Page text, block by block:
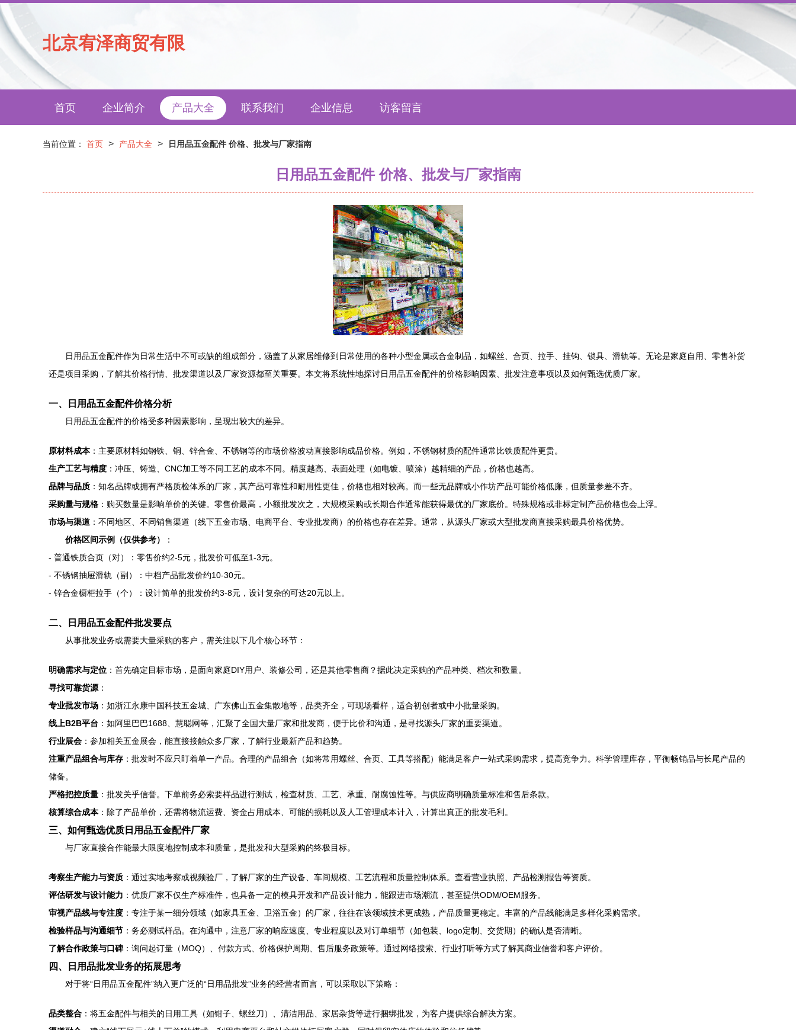
北京宥泽商贸有限
首页 企业简介 产品大全 联系我们 企业信息 访客留言
当前位置： 首页 > 产品大全 > 日用品五金配件 价格、批发与厂家指南
日用品五金配件 价格、批发与厂家指南
日用品五金配件作为日常生活中不可或缺的组成部分，涵盖了从家居维修到日常使用的各种小型金属或合金制品，如螺丝、合页、拉手、挂钩、锁具、滑轨等。无论是家庭自用、零售补货
还是项目采购，了解其价格行情、批发渠道以及厂家资源都至关重要。本文将系统性地探讨日用品五金配件的价格影响因素、批发注意事项以及如何甄选优质厂家。
一、日用品五金配件价格分析
日用品五金配件的价格受多种因素影响，呈现出较大的差异。
原材料成本：主要原材料如钢铁、铜、锌合金、不锈钢等的市场价格波动直接影响成品价格。例如，不锈钢材质的配件通常比铁质配件更贵。
生产工艺与精度 ：冲压、铸造、CNC加工等不同工艺的成本不同。精度越高、表面处理（如电镀、喷涂）越精细的产品，价格也越高。
品牌与品质 ：知名品牌或拥有严格质检体系的厂家，其产品可靠性和耐用性更佳，价格也相对较高。而一些无品牌或小作坊产品可能价格低廉，但质量参差不齐。
采购量与规格 ：购买数量是影响单价的关键。零售价最高，小额批发次之，大规模采购或长期合作通常能获得最优的厂家底价。特殊规格或非标定制产品价格也会上浮。
市场与渠道 ：不同地区、不同销售渠道（线下五金市场、电商平台、专业批发商）的价格也存在差异。通常，从源头厂家或大型批发商直接采购最具价格优势。
价格区间示例（仅供参考）
：
- 普通铁质合页（对）：零售价约2-5元，批发价可低至1-3元。
- 不锈钢抽屉滑轨（副）：中档产品批发价约10-30元。
- 锌合金橱柜拉手（个）：设计简单的批发价约3-8元，设计复杂的可达20元以上。
二、日用品五金配件批发要点
从事批发业务或需要大量采购的客户，需关注以下几个核心环节：
明确需求与定位 ：首先确定目标市场，是面向家庭DIY用户、装修公司，还是其他零售商？据此决定采购的产品种类、档次和数量。
寻找可靠货源 ：
专业批发市场 ：如浙江永康中国科技五金城、广东佛山五金集散地等，品类齐全，可现场看样，适合初创者或中小批量采购。
线上B2B平台 ：如阿里巴巴1688、慧聪网等，汇聚了全国大量厂家和批发商，便于比价和沟通，是寻找源头厂家的重要渠道。
行业展会 ：参加相关五金展会，能直接接触众多厂家，了解行业最新产品和趋势。
注重产品组合与库存 ：批发时不应只盯着单一产品。合理的产品组合（如将常用螺丝、合页、工具等搭配）能满足客户一站式采购需求，提高竞争力。科学管理库存，平衡畅销品与长尾产品的
储备。
严格把控质量 ：批发关乎信誉。下单前务必索要样品进行测试，检查材质、工艺、承重、耐腐蚀性等。与供应商明确质量标准和售后条款。
核算综合成本：除了产品单价，还需将物流运费、资金占用成本、可能的损耗以及人工管理成本计入，计算出真正的批发毛利。
三、如何甄选优质日用品五金配件厂家
与厂家直接合作能最大限度地控制成本和质量，是批发和大型采购的终极目标。
考察生产能力与资质 ：通过实地考察或视频验厂，了解厂家的生产设备、车间规模、工艺流程和质量控制体系。查看营业执照、产品检测报告等资质。
评估研发与设计能力 ：优质厂家不仅生产标准件，也具备一定的模具开发和产品设计能力，能跟进市场潮流，甚至提供ODM/OEM服务。
审视产品线与专注度 ：专注于某一细分领域（如家具五金、卫浴五金）的厂家，往往在该领域技术更成熟，产品质量更稳定。丰富的产品线能满足多样化采购需求。
检验样品与沟通细节 ：务必测试样品。在沟通中，注意厂家的响应速度、专业程度以及对订单细节（如包装、logo定制、交货期）的确认是否清晰。
了解合作政策与口碑 ：询问起订量（MOQ）、付款方式、价格保护周期、售后服务政策等。通过网络搜索、行业打听等方式了解其商业信誉和客户评价。
四、日用品批发业务的拓展思考
对于将“日用品五金配件”纳入更广泛的“日用品批发”业务的经营者而言，可以采取以下策略：
品类整合 ：将五金配件与相关的日用工具（如钳子、螺丝刀）、清洁用品、家居杂货等进行捆绑批发，为客户提供综合解决方案。